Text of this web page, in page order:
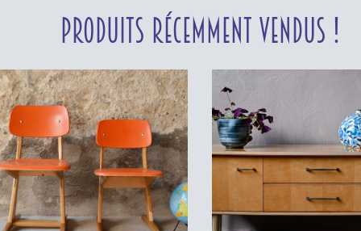
Produits récemment vendus !